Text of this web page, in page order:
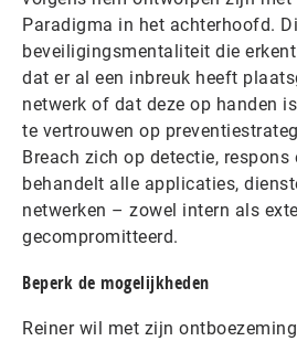
Paradigma in het achterhoofd.
beveiligingsmentaliteit die
dat er al een inbreuk heeft
netwerk of dat deze op handen
te vertrouwen op
Breach zich op detectie, respons
behandelt alle applicaties,
netwerken – zowel intern als
gecompromitteerd.
Beperk de mogelijkheden
Reiner wil met zijn